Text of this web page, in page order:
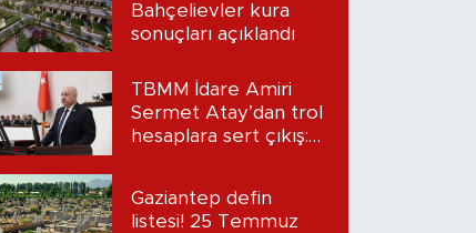
Bahçelievler kura
sonuçları açıklandı
TBMM İdare Amiri
Sermet Atay’dan trol
hesaplara sert çıkış:
Gaziantep defin
listesi! 25 Temmuz